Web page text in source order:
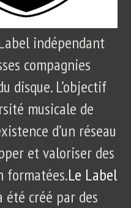
indépendant
compagnies
disque. L’objectif
musicale de
d’un réseau
et valoriser des
formatées.Le Label
été créé par des